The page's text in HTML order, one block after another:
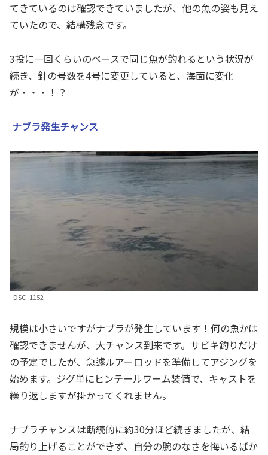
てきているのは確認できていましたが、他の魚の姿も見え
ていたので、結構残念です。
3投に一回くらいのペースで同じ魚が釣れるという状況が
続き、針の号数を4号に変更していると、海面に変化
が・・・！？
ナブラ発生チャンス
DSC_1152
規模は小さいですがナブラが発生しています！何の魚かは
確認できませんが、大チャンス到来です。サビキ釣りだけ
の予定でしたが、急遽ルアーロッドを準備してアジングを
始めます。ジグ単にピンテールワーム装備で、キャストを
繰り返しますが掛かってくれません。
ナブラチャンスは断続的に約30分ほど続きましたが、結
局釣り上げることができず、自分の腕のなさを悔いるばか